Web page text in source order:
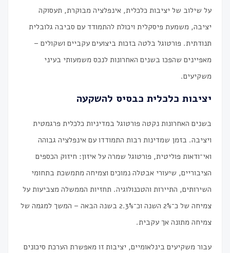
על שילוב של יציבות כלכלית, אינפלציה מבוקרת, תעסוקה
יציבה, משמעת פיסקלית ויכולת להתמודד עם סביבה גלובלית
תנודתית. פורטוגל בלטה בזכות ביצועים עקביים ושקולים –
מאפיינים שהפכו בשנים האחרונות לנכס משמעותי בעיני
משקיעים.
יציבות כלכלית כבסיס להשקעה
בשנים האחרונות נקטה פורטוגל במדיניות כלכלית פרגמטית
ויציבה. בזמן שמדינות רבות התמודדו עם אינפלציה גבוהה
ואי־ודאות פוליטית, פורטוגל שמרה על איזון: חיזוק הכספים
הציבוריים, שיעורי אבטלה נמוכים וצמיחה מתמשכת בתחומי
השירותים, התיירות והטכנולוגיה. תחזיות הממשלה מצביעות על
צמיחה של כ־2% השנה וכ־2.3% בשנה הבאה – המשך למגמה של
צמיחה מתונה אך עקבית.
עבור משקיעים בינלאומיים, יציבות זו מאפשרת הערכת סיכונים